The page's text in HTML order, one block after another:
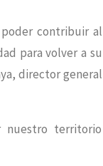
contribuir al
para volver a su
director general
nuestro territorio